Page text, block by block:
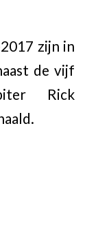
zijn in
de vijf
Rick